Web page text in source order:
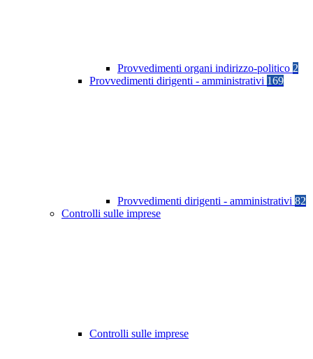
Provvedimenti organi indirizzo-politico 2
Provvedimenti dirigenti - amministrativi 169
Provvedimenti dirigenti - amministrativi 82
Controlli sulle imprese
Controlli sulle imprese